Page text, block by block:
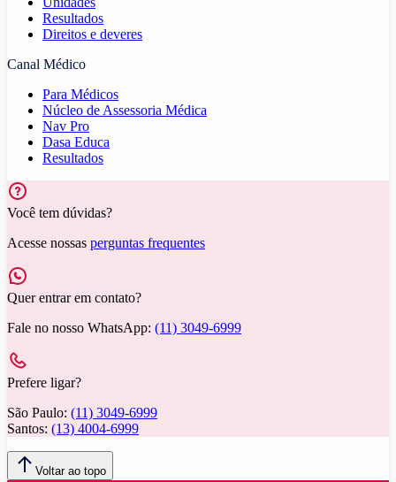
Resultados
Direitos e deveres
Canal Médico
Para Médicos
Núcleo de Assessoria Médica
Nav Pro
Dasa Educa
Resultados
Você tem dúvidas?
Acesse nossas perguntas frequentes
Quer entrar em contato?
Fale no nosso WhatsApp: (11) 3049-6999
Prefere ligar?
São Paulo: (11) 3049-6999
Santos: (13) 4004-6999
Voltar ao topo